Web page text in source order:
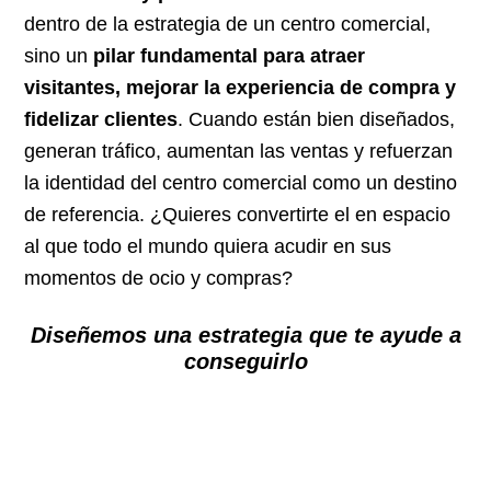
dentro de la estrategia de un centro comercial,
sino un pilar fundamental para atraer
visitantes, mejorar la experiencia de compra y
fidelizar clientes. Cuando están bien diseñados,
generan tráfico, aumentan las ventas y refuerzan
la identidad del centro comercial como un destino
de referencia. ¿Quieres convertirte el en espacio
al que todo el mundo quiera acudir en sus
momentos de ocio y compras?
Diseñemos una estrategia que te ayude a
conseguirlo